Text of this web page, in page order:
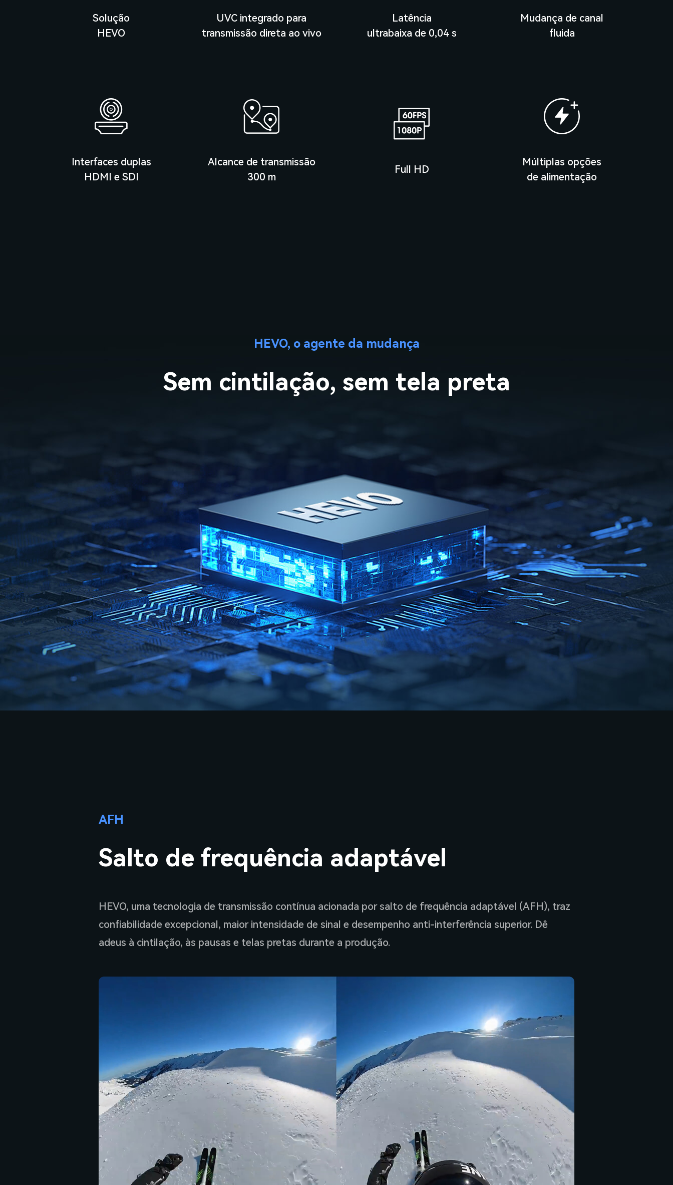
Solução
HEVO
UVC integrado para
transmissão direta ao vivo
Latência
ultrabaixa de 0,04 s
Mudança de canal
fluida
Interfaces duplas
HDMI e SDI
Alcance de transmissão
300 m
Full HD
Múltiplas opções
de alimentação
HEVO, o agente da mudança
Sem cintilação, sem tela preta
AFH
Salto de frequência adaptável
HEVO, uma tecnologia de transmissão contínua acionada por salto de frequência adaptável (AFH), traz
confiabilidade excepcional, maior intensidade de sinal e desempenho anti-interferência superior. Dê
adeus à cintilação, às pausas e telas pretas durante a produção.